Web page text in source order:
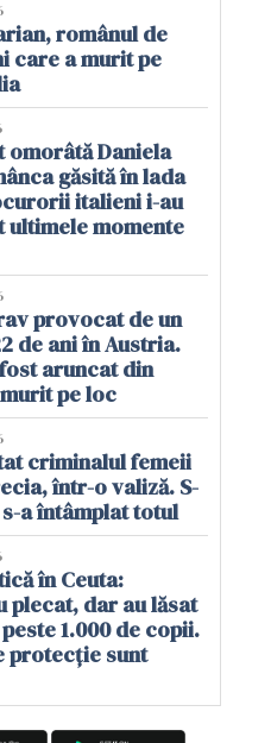
românul de
care a murit pe
omorâtă Daniela
găsită în lada
italieni i-au
momente
provocat de un
de ani în Austria.
aruncat din
pe loc
criminalul femeii
într-o valiză. S-
a întâmplat totul
în Ceuta:
plecat, dar au lăsat
1.000 de copii.
protecție sunt